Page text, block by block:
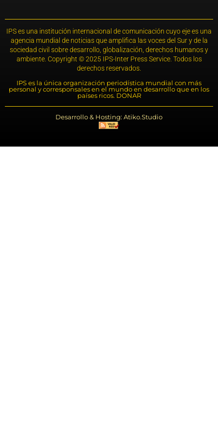
IPS es una institución internacional de comunicación cuyo eje es una
agencia mundial de noticias que amplifica las voces del Sur y de la
sociedad civil sobre desarrollo, globalización, derechos humanos y
ambiente. Copyright © 2025 IPS-Inter Press Service. Todos los
derechos reservados.
IPS es la única organización periodística mundial con más
personal y corresponsales en el mundo en desarrollo que en los
países ricos. DONAR
Desarrollo & Hosting: Atiko.Studio